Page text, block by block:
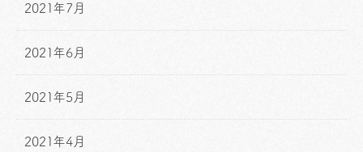
2021年7月
2021年6月
2021年5月
2021年4月